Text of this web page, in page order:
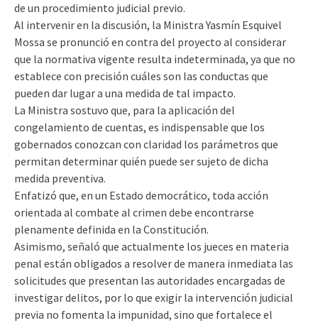
de un procedimiento judicial previo.
Al intervenir en la discusión, la Ministra Yasmín Esquivel
Mossa se pronunció en contra del proyecto al considerar
que la normativa vigente resulta indeterminada, ya que no
establece con precisión cuáles son las conductas que
pueden dar lugar a una medida de tal impacto.
La Ministra sostuvo que, para la aplicación del
congelamiento de cuentas, es indispensable que los
gobernados conozcan con claridad los parámetros que
permitan determinar quién puede ser sujeto de dicha
medida preventiva.
Enfatizó que, en un Estado democrático, toda acción
orientada al combate al crimen debe encontrarse
plenamente definida en la Constitución.
Asimismo, señaló que actualmente los jueces en materia
penal están obligados a resolver de manera inmediata las
solicitudes que presentan las autoridades encargadas de
investigar delitos, por lo que exigir la intervención judicial
previa no fomenta la impunidad, sino que fortalece el